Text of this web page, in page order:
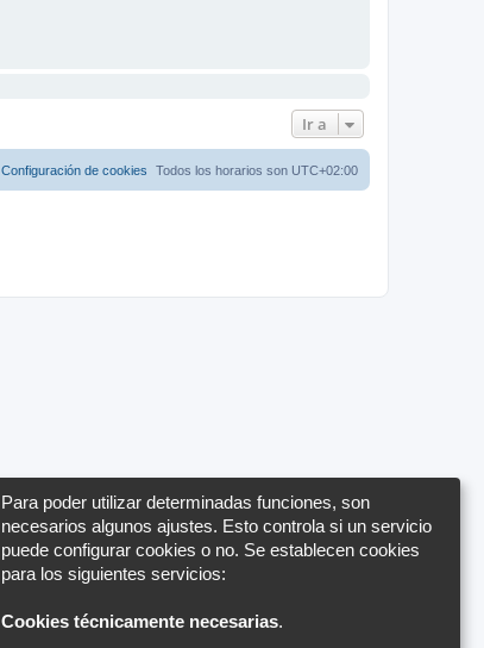
Ir a
Todos los horarios son UTC+02:00
Configuración de cookies
Para poder utilizar determinadas funciones, son
necesarios algunos ajustes. Esto controla si un servicio
puede configurar cookies o no. Se establecen cookies
para los siguientes servicios:
Cookies técnicamente necesarias.